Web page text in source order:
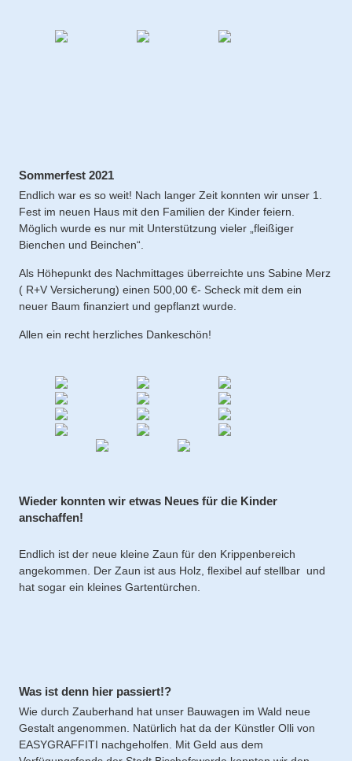
Sommerfest 2021
Endlich war es so weit! Nach langer Zeit konnten wir unser 1.
Fest im neuen Haus mit den Familien der Kinder feiern.
Möglich wurde es nur mit Unterstützung vieler „fleißiger
Bienchen und Beinchen“.
Als Höhepunkt des Nachmittages überreichte uns Sabine Merz
( R+V Versicherung) einen 500,00 €- Scheck mit dem ein
neuer Baum finanziert und gepflanzt wurde.
Allen ein recht herzliches Dankeschön!
Wieder konnten wir etwas Neues für die Kinder
anschaffen!
Endlich ist der neue kleine Zaun für den Krippenbereich
angekommen. Der Zaun ist aus Holz, flexibel auf stellbar und
hat sogar ein kleines Gartentürchen.
Was ist denn hier passiert!?
Wie durch Zauberhand hat unser Bauwagen im Wald neue
Gestalt angenommen. Natürlich hat da der Künstler Olli von
EASYGRAFFITI nachgeholfen. Mit Geld aus dem